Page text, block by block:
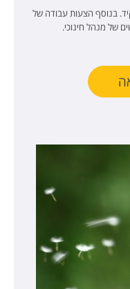
בנוסף הצעות עבודה של
של מנהל חינוכי.